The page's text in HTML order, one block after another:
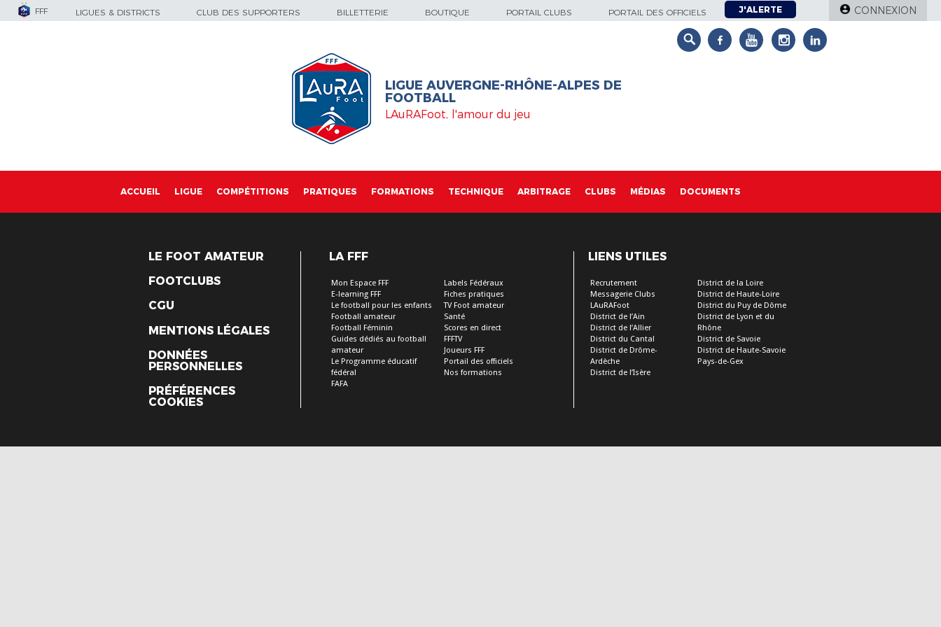
FFF LIGUES & DISTRICTS CLUB DES SUPPORTERS BILLETTERIE BOUTIQUE PORTAIL CLUBS PORTAIL DES OFFICIELS J'ALERTE CONNEXION
LIGUE AUVERGNE-RHÔNE-ALPES DE
FOOTBALL
LAuRAFoot, l'amour du jeu
ACCUEIL LIGUE COMPÉTITIONS PRATIQUES FORMATIONS TECHNIQUE ARBITRAGE CLUBS MÉDIAS DOCUMENTS
LE FOOT AMATEUR
FOOTCLUBS
CGU
MENTIONS LÉGALES
DONNÉES
PERSONNELLES
PRÉFÉRENCES
COOKIES
LA FFF
Mon Espace FFF
E-learning FFF
Le football pour les enfants
Football amateur
Football Féminin
Guides dédiés au football
amateur
Le Programme éducatif
fédéral
FAFA
Labels Fédéraux
Fiches pratiques
TV Foot amateur
Santé
Scores en direct
FFFTV
Joueurs FFF
Portail des officiels
Nos formations
LIENS UTILES
Recrutement
Messagerie Clubs
LAuRAFoot
District de l’Ain
District de l’Allier
District du Cantal
District de Drôme-
Ardèche
District de l’Isère
District de la Loire
District de Haute-Loire
District du Puy de Dôme
District de Lyon et du
Rhône
District de Savoie
District de Haute-Savoie
Pays-de-Gex